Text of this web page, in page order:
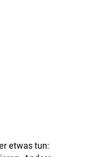
etwas tun: